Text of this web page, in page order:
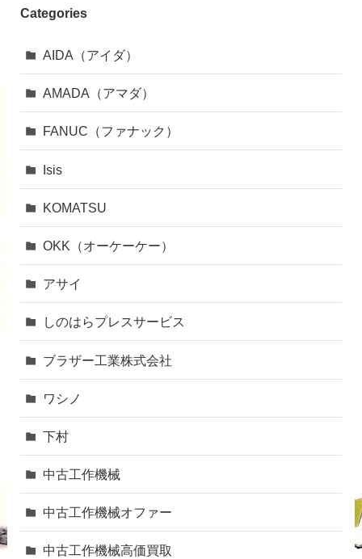
Categories
AIDA（アイダ）
AMADA（アマダ）
FANUC（ファナック）
Isis
KOMATSU
OKK（オーケーケー）
アサイ
しのはらプレスサービス
ブラザー工業株式会社
ワシノ
下村
中古工作機械
中古工作機械オファー
中古工作機械高価買取